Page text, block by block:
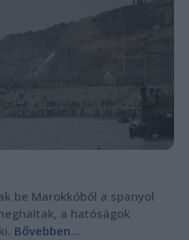
be Marokkóból a spanyol
a hatóságok
Bővebben...